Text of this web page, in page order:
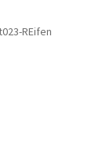
REifen